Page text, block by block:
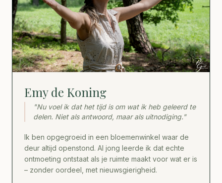
Emy de Koning
"Nu voel ik dat het tijd is om wat ik heb geleerd te
delen. Niet als antwoord, maar als uitnodiging."
Ik ben opgegroeid in een bloemenwinkel waar de
deur altijd openstond. Al jong leerde ik dat echte
ontmoeting ontstaat als je ruimte maakt voor wat er is
– zonder oordeel, met nieuwsgierigheid.